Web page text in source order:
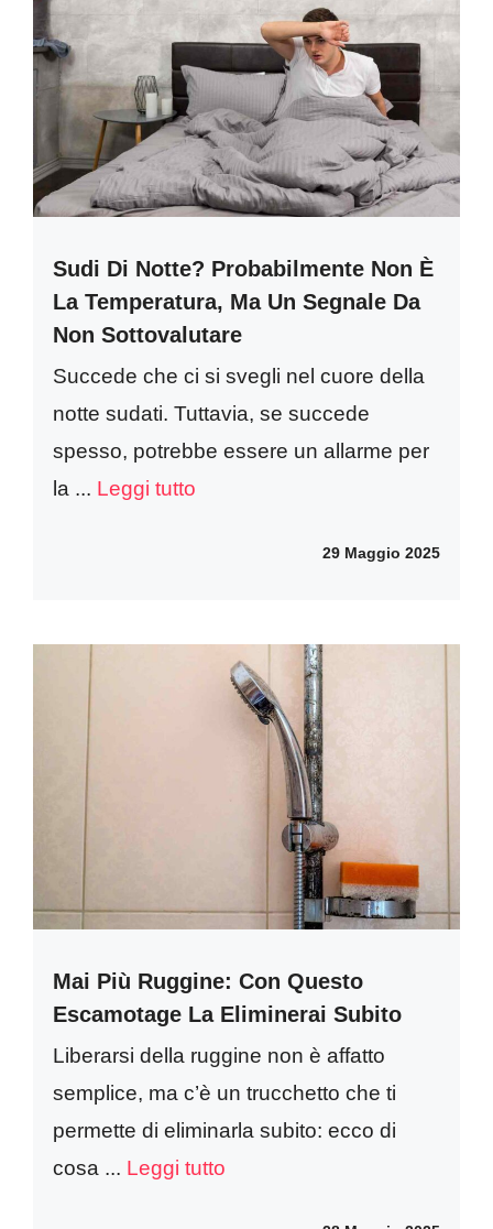
Sudi Di Notte? Probabilmente Non È
La Temperatura, Ma Un Segnale Da
Non Sottovalutare
Succede che ci si svegli nel cuore della
notte sudati. Tuttavia, se succede
spesso, potrebbe essere un allarme per
la ... Leggi tutto
29 Maggio 2025
Mai Più Ruggine: Con Questo
Escamotage La Eliminerai Subito
Liberarsi della ruggine non è affatto
semplice, ma c’è un trucchetto che ti
permette di eliminarla subito: ecco di
cosa ... Leggi tutto